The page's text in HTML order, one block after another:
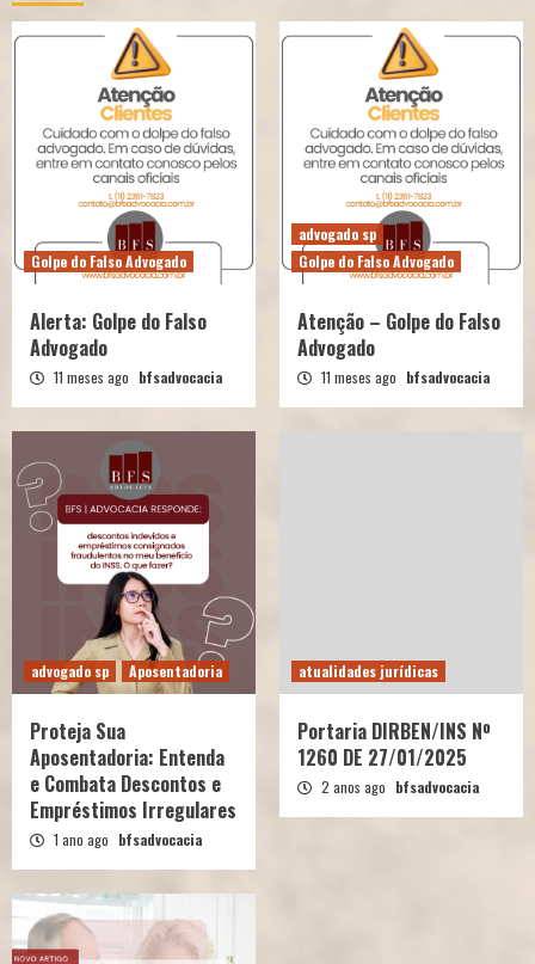
Golpe do Falso Advogado
Alerta: Golpe do Falso
Advogado
11 meses ago bfsadvocacia
advogado sp
Golpe do Falso Advogado
Atenção – Golpe do Falso
Advogado
11 meses ago bfsadvocacia
advogado sp Aposentadoria
Proteja Sua
Aposentadoria: Entenda
e Combata Descontos e
Empréstimos Irregulares
1 ano ago bfsadvocacia
atualidades jurídicas
Portaria DIRBEN/INS Nº
1260 DE 27/01/2025
2 anos ago bfsadvocacia